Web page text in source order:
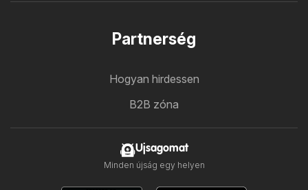
Partnerség
Hogyan hirdessen
B2B zóna
Ujsagomat
Minden újság egy helyen